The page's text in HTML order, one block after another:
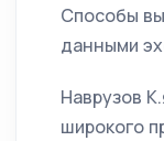
Способы
данными
Наврузов
широкого